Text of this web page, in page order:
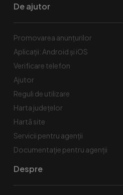
De ajutor
Promovarea anunțurilor
Aplicații: Android și iOS
Verificare telefon
Ajutor
Reguli de utilizare
Harta județelor
Hartă site
Servicii pentru agenții
Documentație pentru agenții
Despre